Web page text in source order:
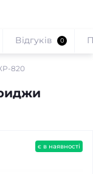
820
Відгуків 0
є в наявності